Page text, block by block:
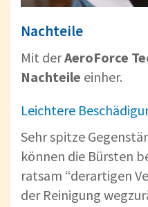
Nachteile
Mit derAeroForce
Nachteile einher.
Leichtere
Sehr spitze
können die Bürsten
ratsam “derartigen
der Reinigung